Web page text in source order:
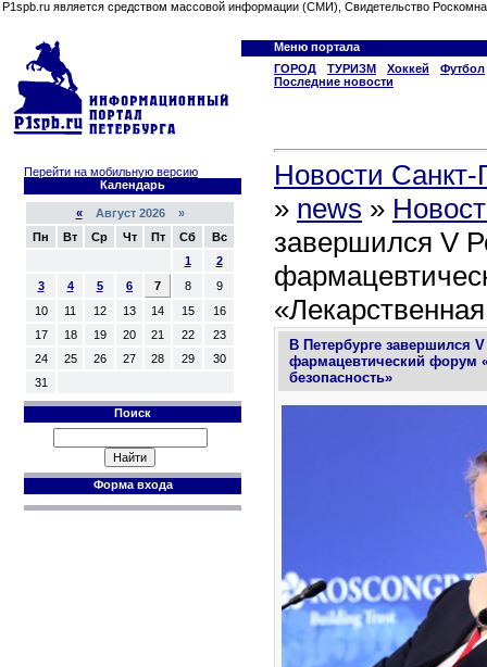
P1spb.ru является средством массовой информации (СМИ), Свидетельство
Меню портала
ГОРОД
ТУРИЗМ Хоккей
Футбол
Последние новости
Перейти на мобильную версию
Календарь
«Август 2026 »
Пн
Вт Ср Чт Пт Сб
Вс
1
2
3
4 5 6 7 8
9
10
11 12 13 14 15
16
17
18 19 20 21 22
23
24
25 26 27 28 29
30
31
Поиск
Форма входа
Новости Санкт-
» news »
завершился V
В Петербурге завершился
фармацевтический форум
безопасность»